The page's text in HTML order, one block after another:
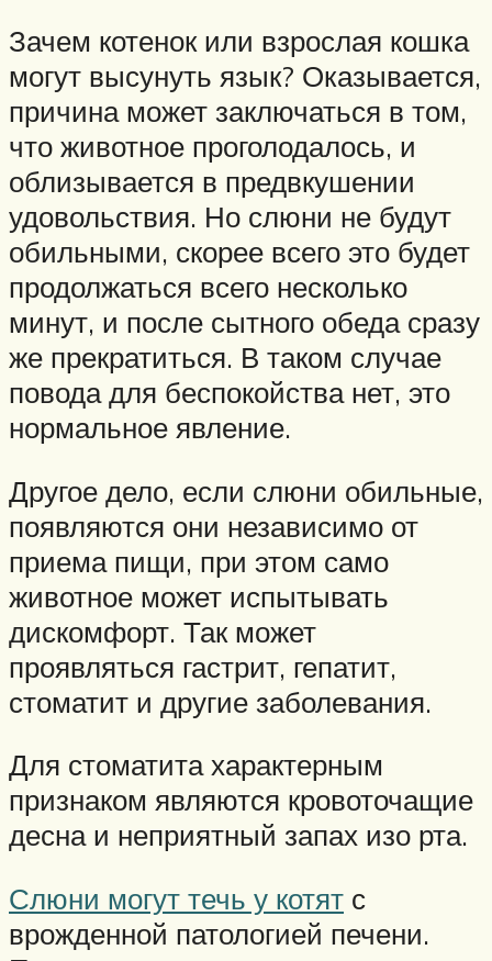
Зачем котенок или взрослая кошка
могут высунуть язык? Оказывается,
причина может заключаться в том,
что животное проголодалось, и
облизывается в предвкушении
удовольствия. Но слюни не будут
обильными, скорее всего это будет
продолжаться всего несколько
минут, и после сытного обеда сразу
же прекратиться. В таком случае
повода для беспокойства нет, это
нормальное явление.
Другое дело, если слюни обильные,
появляются они независимо от
приема пищи, при этом само
животное может испытывать
дискомфорт. Так может
проявляться гастрит, гепатит,
стоматит и другие заболевания.
Для стоматита характерным
признаком являются кровоточащие
десна и неприятный запах изо рта.
Слюни могут течь у котят с
врожденной патологией печени.